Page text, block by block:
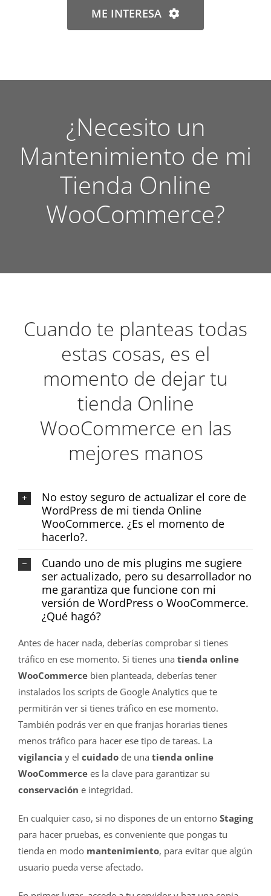
ME INTERESA
¿Necesito un
Mantenimiento de mi
Tienda Online
WooCommerce?
Cuando te planteas todas
estas cosas, es el
momento de dejar tu
tienda Online
WooCommerce en las
mejores manos
No estoy seguro de actualizar el core de
WordPress de mi tienda Online
WooCommerce. ¿Es el momento de
hacerlo?.
Cuando uno de mis plugins me sugiere
ser actualizado, pero su desarrollador no
me garantiza que funcione con mi
versión de WordPress o WooCommerce.
¿Qué hagó?
Antes de hacer nada, deberías comprobar si tienes
tráfico en ese momento. Si tienes una tienda online
WooCommercebien planteada, deberías tener
instalados los scripts de Google Analytics que te
permitirán ver si tienes tráfico en ese momento.
También podrás ver en que franjas horarias tienes
menos tráfico para hacer ese tipo de tareas. La
vigilancia y el cuidado de una tienda online
WooCommercees la clave para garantizar su
conservación e integridad.
En cualquier caso, si no dispones de un entorno Staging
para hacer pruebas, es conveniente que pongas tu
tienda en modo mantenimiento, para evitar que algún
usuario pueda verse afectado.